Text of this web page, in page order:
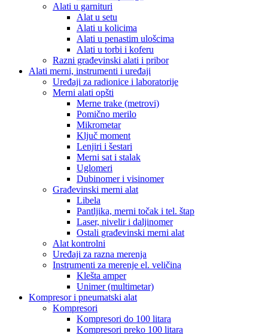
Alati u garnituri
Alat u setu
Alati u kolicima
Alati u penastim ulošcima
Alati u torbi i koferu
Razni građevinski alati i pribor
Alati merni, instrumenti i uređaji
Uređaji za radionice i laboratorije
Merni alati opšti
Merne trake (metrovi)
Pomično merilo
Mikrometar
Ključ moment
Lenjiri i šestari
Merni sat i stalak
Uglomeri
Dubinomer i visinomer
Građevinski merni alat
Libela
Pantljika, merni točak i tel. štap
Laser, nivelir i daljinomer
Ostali građevinski merni alat
Alat kontrolni
Uređaji za razna merenja
Instrumenti za merenje el. veličina
Klešta amper
Unimer (multimetar)
Kompresor i pneumatski alat
Kompresori
Kompresori do 100 litara
Kompresori preko 100 litara